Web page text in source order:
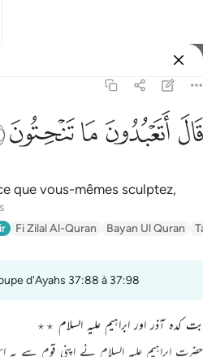
ﲟﲠﲡﲢ
que vous-mêmes sculptez,
Fi Zilal Al-Quran Bayan Ul Quran
d'Ayahs 37:88 à 37:98
بت کدہ آذر اور ابراہیم علیہ السلام ٭٭
حضرت ابراہیم علیہ السلام نے اپنی قوم سے